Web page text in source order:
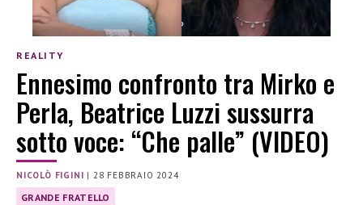
REALITY
Ennesimo confronto tra Mirko e
Perla, Beatrice Luzzi sussurra
sotto voce: “Che palle” (VIDEO)
NICOLÒ FIGINI | 28 FEBBRAIO 2024
GRANDE FRATELLO